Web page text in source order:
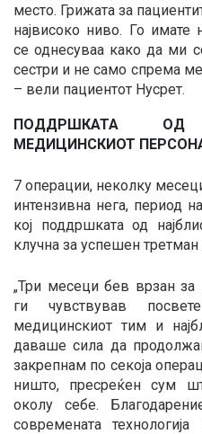
место. Грижата за
највисоко ниво. Го имате
се однесуваа како да ми
сестри и не само спрема
– вели пациентот Нусрет.
ПОДДРШКАТА
МЕДИЦИНСКИОТ
7 операции, неколку
интензивна нега, период
кој поддршката од
клучна за успешен
„Три месеци бев врзан за
ги чувствував
медицинскиот тим и
даваше сила да
закрепнам по секоја
ништо, пресреќен сум
околу себе.
современата